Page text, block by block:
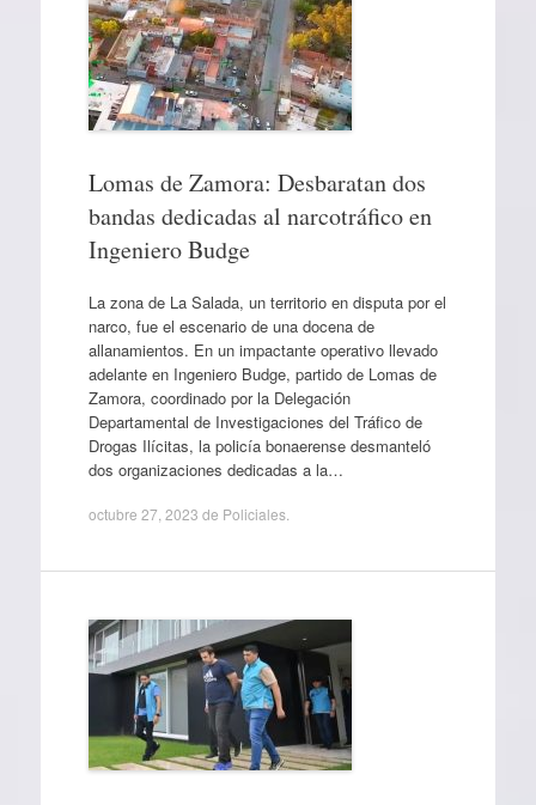
Lomas de Zamora: Desbaratan dos
bandas dedicadas al narcotráfico en
Ingeniero Budge
La zona de La Salada, un territorio en disputa por el
narco, fue el escenario de una docena de
allanamientos. En un impactante operativo llevado
adelante en Ingeniero Budge, partido de Lomas de
Zamora, coordinado por la Delegación
Departamental de Investigaciones del Tráfico de
Drogas Ilícitas, la policía bonaerense desmanteló
dos organizaciones dedicadas a la…
octubre 27, 2023 de Policiales.